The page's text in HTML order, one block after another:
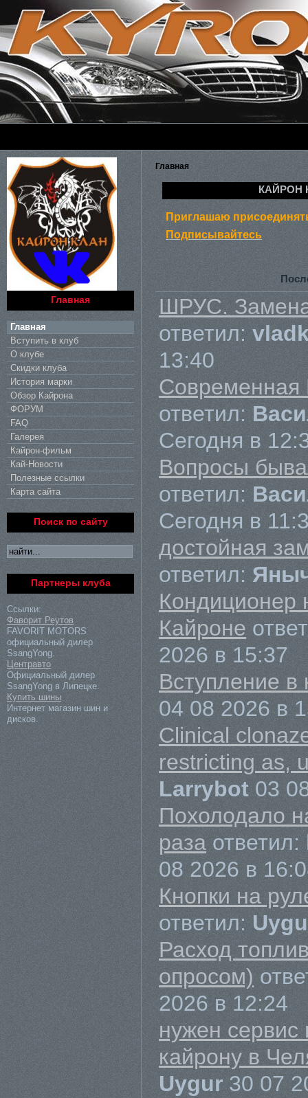
Главная
Главная
Вступить в клуб
О клубе
Скидки клуба
История марки
Обзор Кайрона
ФОРУМ
FAQ
Галерея
Кайрон-фильм
Кай-Новости
Полезные ссылки
Карта сайта
Поиск по сайту
Партнеры клуба
Ссылки:
Фаворит Реутов
FAVORIT MOTORS
официальный дилер
SsangYong.
Центравто
Официальный дилер
SsangYong в Липецке.
Купить шины
Интернет магазин шин и
дисков.
Главная
КАЙРОН
Приглашаю
Подписывайтесь
ШРУС.
ответил:
13:40
Современная
ответил:
Сегодня в
Вопросы
ответил:
Сегодня в
достойная
ответил:
Кондиционер
Кайроне
2026 в 15:37
Вступление в
04 08 2026 в
Clinical
restricting as,
Larrybot 03
Похолодало
раза ответил:
08 2026 в
Кнопки на
ответил:
Расход
опросом)
2026 в 12:24
нужен сервис
кайрону в
Uygur30 07